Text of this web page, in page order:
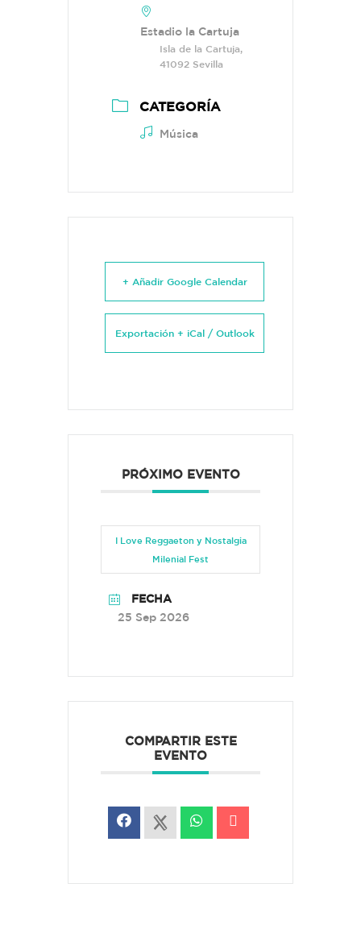
Estadio la Cartuja
Isla de la Cartuja,
41092 Sevilla
CATEGORÍA
Música
+ Añadir Google Calendar
Exportación + iCal / Outlook
PRÓXIMO EVENTO
I Love Reggaeton y Nostalgia
Milenial Fest
FECHA
25 Sep 2026
COMPARTIR ESTE
EVENTO